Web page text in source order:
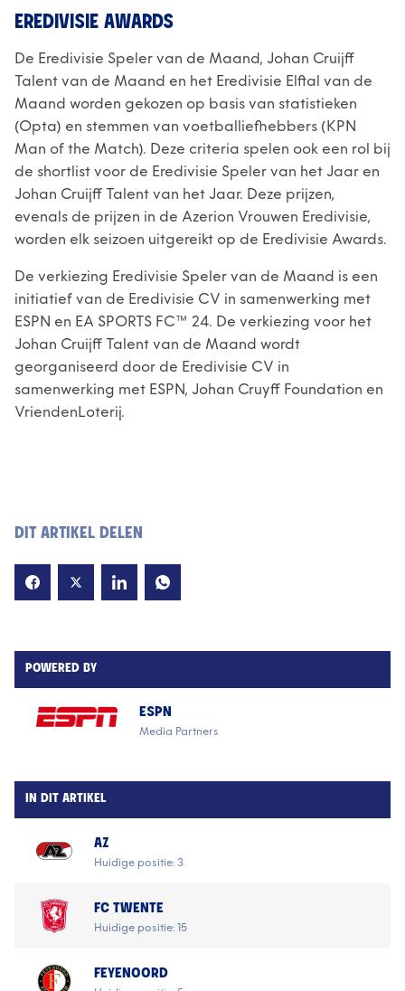
EREDIVISIE AWARDS
De Eredivisie Speler van de Maand, Johan Cruijff
Talent van de Maand en het Eredivisie Elftal van de
Maand worden gekozen op basis van statistieken
(Opta) en stemmen van voetballiefhebbers (KPN
Man of the Match). Deze criteria spelen ook een rol bij
de shortlist voor de Eredivisie Speler van het Jaar en
Johan Cruijff Talent van het Jaar. Deze prijzen,
evenals de prijzen in de Azerion Vrouwen Eredivisie,
worden elk seizoen uitgereikt op de Eredivisie Awards.
De verkiezing Eredivisie Speler van de Maand is een
initiatief van de Eredivisie CV in samenwerking met
ESPN en EA SPORTS FC™ 24. De verkiezing voor het
Johan Cruijff Talent van de Maand wordt
georganiseerd door de Eredivisie CV in
samenwerking met ESPN, Johan Cruyff Foundation en
VriendenLoterij.
DIT ARTIKEL DELEN
POWERED BY
ESPN
Media Partners
IN DIT ARTIKEL
AZ
Huidige positie: 3
FC TWENTE
Huidige positie: 15
FEYENOORD